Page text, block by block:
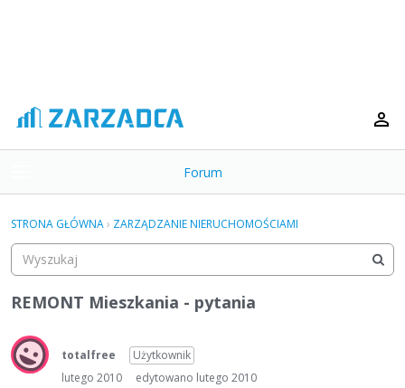
o
g
e
m
e
n
u
Forum
Kategorie
Dyskusje
Aktywność
STRONA GŁÓWNA› ZARZĄDZANIE NIERUCHOMOŚCIAMI
REMONT Mieszkania - pytania
totalfree
Użytkownik
lutego 2010
edytowano lutego 2010